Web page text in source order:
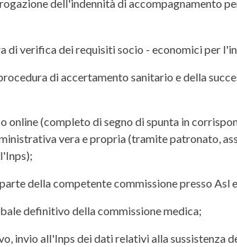
dell'indennità di accompagnamento
di verifica dei requisiti socio - economici per
di accertamento sanitario e della
(completo di segno di spunta in
vera e propria (tramite patronato,
della competente commissione presso Asl
definitivo della commissione medica;
invio all'Inps dei dati relativi alla sussistenza